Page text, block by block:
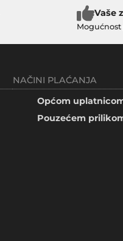
Vaše
Mogućnost
NAČINI PLAĆANJA
Općom
Pouzećem